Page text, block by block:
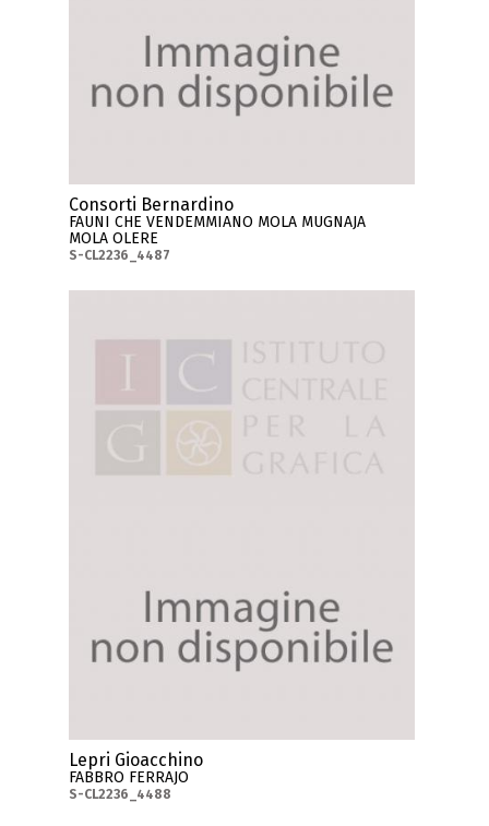
Consorti Bernardino
FAUNI CHE VENDEMMIANO MOLA MUGNAJA
MOLA OLERE
S-CL2236_4487
Lepri Gioacchino
FABBRO FERRAJO
S-CL2236_4488